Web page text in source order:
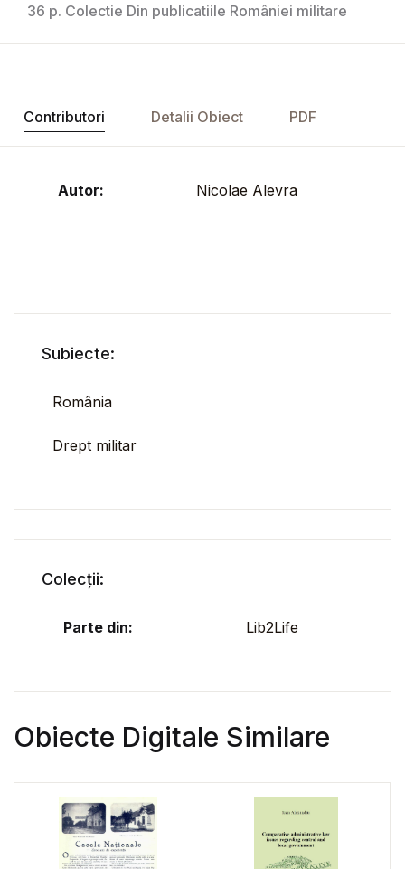
36 p. Colectie Din publicatiile României militare
Contributori Detalii Obiect PDF
Autor: Nicolae Alevra
Subiecte:
România
Drept militar
Colecții:
Parte din: Lib2Life
Obiecte Digitale Similare